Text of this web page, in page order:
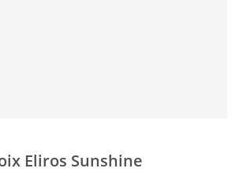
Eliros Sunshine